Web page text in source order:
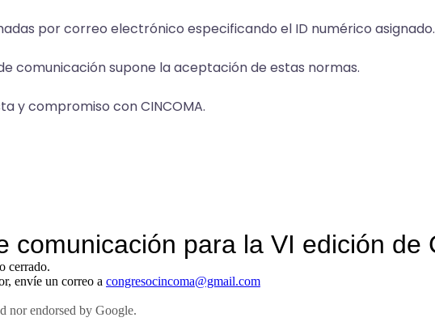
por correo electrónico especificando el ID numérico asignado.
comunicación supone la aceptación de estas normas.
y compromiso con CINCOMA.